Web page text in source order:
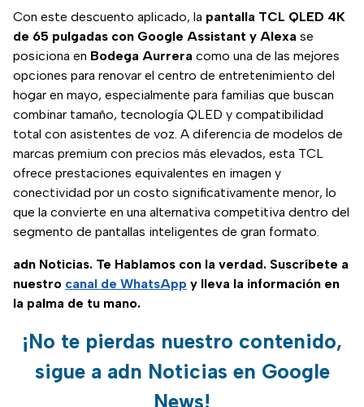
Con este descuento aplicado, la pantalla TCL QLED 4K
de 65 pulgadas con Google Assistant y Alexa se
posiciona en Bodega Aurrera como una de las mejores
opciones para renovar el centro de entretenimiento del
hogar en mayo, especialmente para familias que buscan
combinar tamaño, tecnología QLED y compatibilidad
total con asistentes de voz. A diferencia de modelos de
marcas premium con precios más elevados, esta TCL
ofrece prestaciones equivalentes en imagen y
conectividad por un costo significativamente menor, lo
que la convierte en una alternativa competitiva dentro del
segmento de pantallas inteligentes de gran formato.
adn Noticias. Te Hablamos con la verdad. Suscríbete a
nuestro canal de WhatsApp y lleva la información en
la palma de tu mano.
¡No te pierdas nuestro contenido,
sigue a adn Noticias en Google
News!